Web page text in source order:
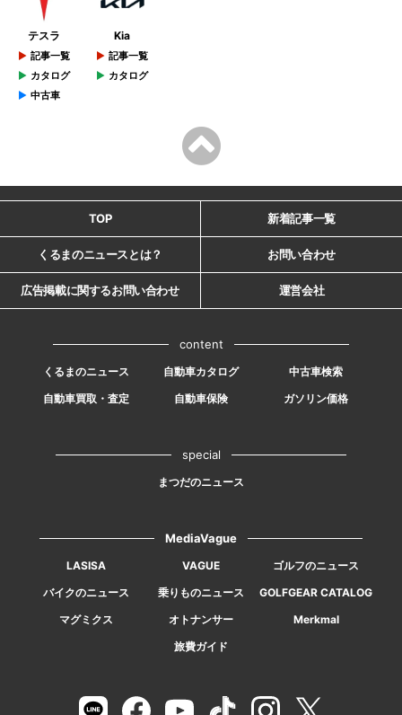
テスラ
記事一覧
カタログ
中古車
Kia
記事一覧
カタログ
TOP 新着記事一覧
くるまのニュースとは？ お問い合わせ
広告掲載に関するお問い合わせ 運営会社
content
くるまのニュース 自動車カタログ
中古車検索
自動車買取・査定
自動車保険 ガソリン価格
special
まつだのニュース
MediaVague
LASISA VAGUE
ゴルフのニュース
バイクのニュース
乗りものニュース
GOLFGEAR CATALOG
マグミクス
オトナンサー
Merkmal
旅費ガイド